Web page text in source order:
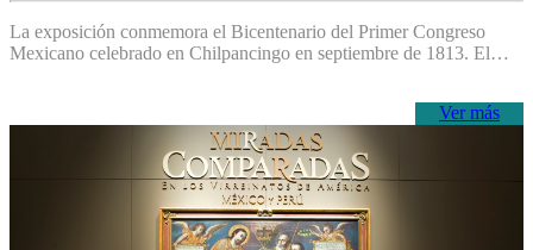
La exposición conmemora el Bicentenario del Primer Congreso
Mexicano celebrado en Chilpancingo en septiembre de 1813. El…
Ver más